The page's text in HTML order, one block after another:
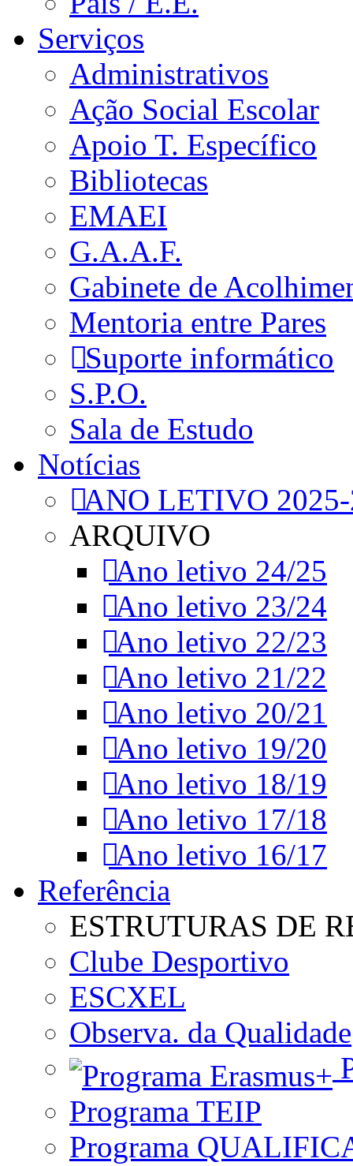
Serviços
Administrativos
Ação Social Escolar
Apoio T. Específico
Bibliotecas
EMAEI
G.A.A.F.
Gabinete de
Mentoria entre Pares
Suporte informático
S.P.O.
Sala de Estudo
Notícias
ANO LETIVO
ARQUIVO
Ano letivo 24/25
Ano letivo 23/24
Ano letivo 22/23
Ano letivo 21/22
Ano letivo 20/21
Ano letivo 19/20
Ano letivo 18/19
Ano letivo 17/18
Ano letivo 16/17
Referência
ESTRUTURAS DE
Clube Desportivo
ESCXEL
Observa. da Qualidade
Programa TEIP
Programa